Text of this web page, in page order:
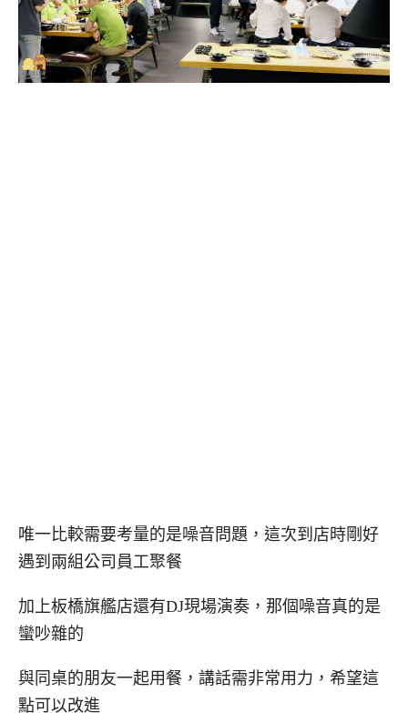
唯一比較需要考量的是噪音問題，這次到店時剛好
遇到兩組公司員工聚餐
加上板橋旗艦店還有DJ現場演奏，那個噪音真的是
蠻吵雜的
與同桌的朋友一起用餐，講話需非常用力，希望這
點可以改進